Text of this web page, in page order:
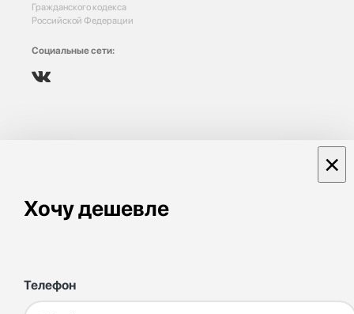
Гражданского кодекса
Российской Федерации
Социальные сети:
Хочу дешевле
×
Телефон